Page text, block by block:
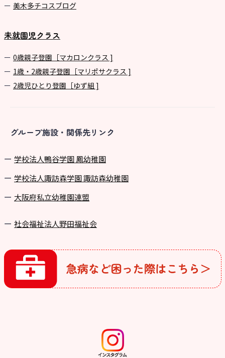
美⽊多チコスブログ
未就園児クラス
0歳親子登園［マカロンクラス ]
1歳・2歳親子登園［マリポサクラス ]
2歳児ひとり登園［ゆず組 ]
グループ施設・関係先リンク
学校法⼈鴨⾕学園 鳳幼稚園
学校法⼈諏訪森学園 諏訪森幼稚園
⼤阪府私⽴幼稚園連盟
社会福祉法人野田福祉会